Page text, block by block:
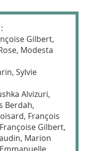
:
Gilbert,
Modesta
Sylvie
Alvizuri,
Berdah,
François
Gilbert,
Marion